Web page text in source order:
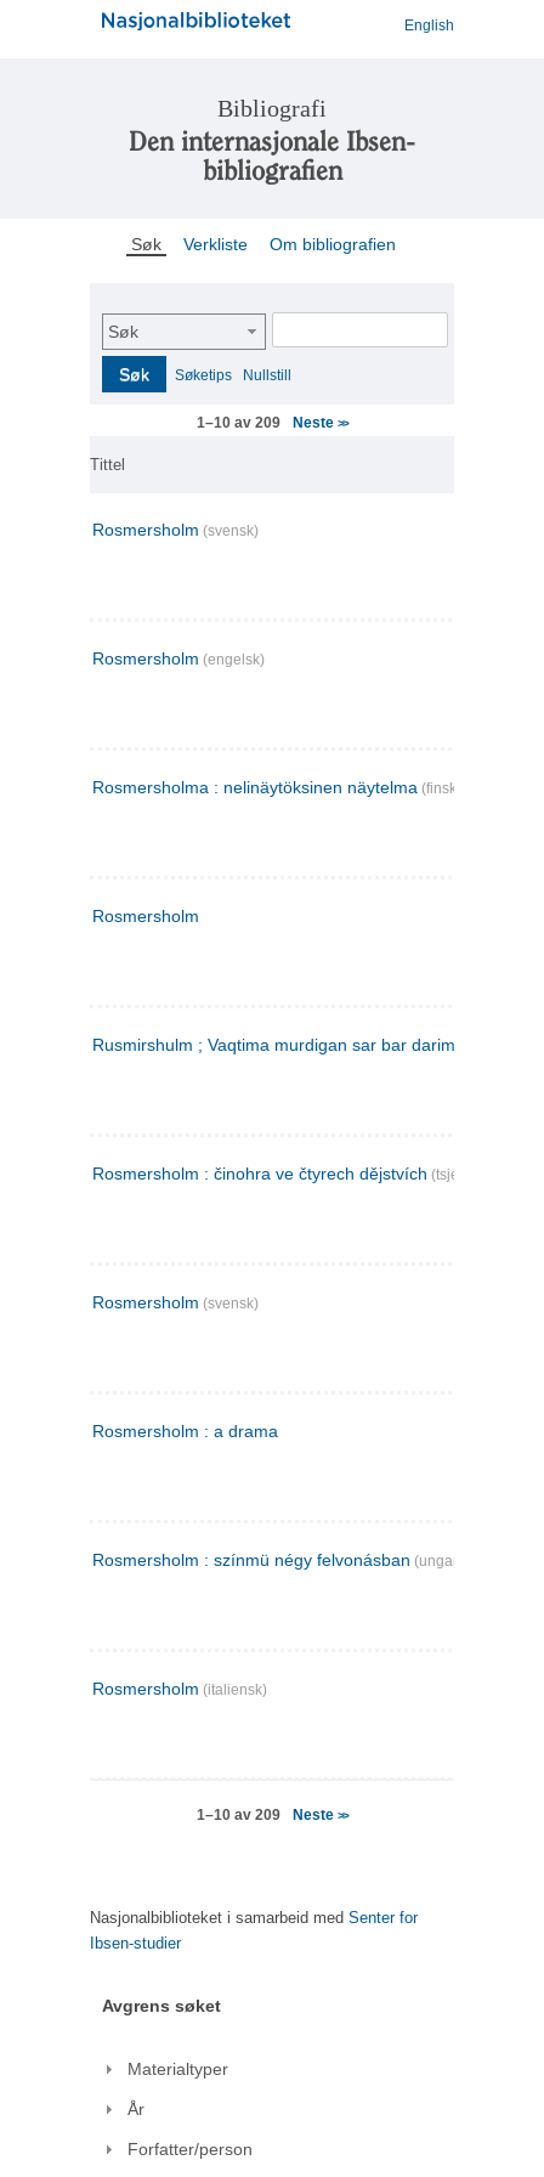
English
Bibliografi
Den internasjonale Ibsen-
bibliografien
Søk Verkliste Om bibliografien
Søk
Søk Søketips Nullstill
1–10 av 209 Neste >>
Tittel
Rosmersholm (svensk)
Rosmersholm (engelsk)
Rosmersholma : nelinäytöksinen näytelma (finsk)
Rosmersholm
Rusmirshulm ; Vaqtima murdigan sar bar darim
Rosmersholm : činohra ve čtyrech dějstvích (tsjekkisk)
Rosmersholm (svensk)
Rosmersholm : a drama
Rosmersholm : színmü négy felvonásban (ungarsk)
Rosmersholm (italiensk)
1–10 av 209 Neste >>
Nasjonalbiblioteket i samarbeid med Senter for
Ibsen-studier
Avgrens søket
Materialtyper
År
Forfatter/person